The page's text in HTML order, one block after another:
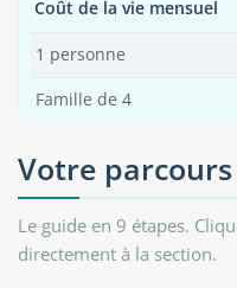
Coût de la vie mensuel
1 personne
Famille de 4
Votre
Le guide en 9 étapes.
directement à la section.